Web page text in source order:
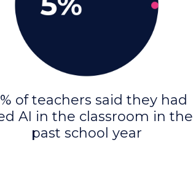
of teachers said they had
AI in the classroom in the
past school year